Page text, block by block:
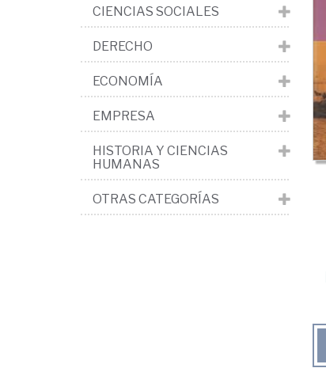
CIENCIAS SOCIALES
DERECHO
ECONOMÍA
EMPRESA
HISTORIA Y CIENCIAS
HUMANAS
OTRAS CATEGORÍAS